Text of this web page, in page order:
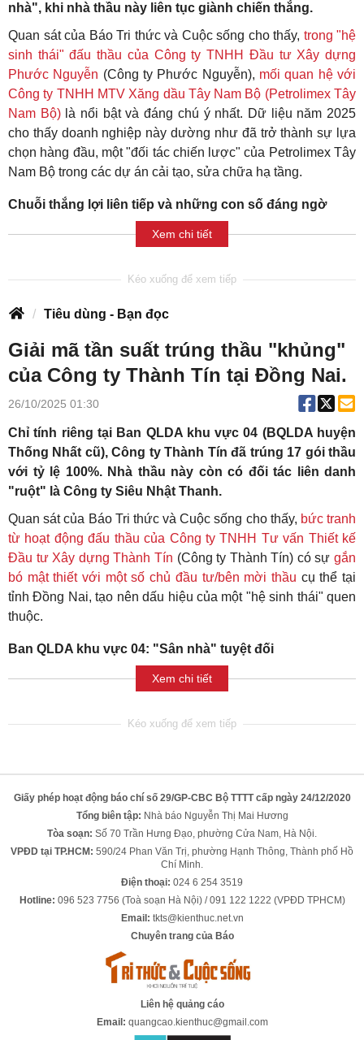
nhà", khi nhà thầu này liên tục giành chiến thắng.
Quan sát của Báo Tri thức và Cuộc sống cho thấy, trong "hệ
sinh thái" đấu thầu của Công ty TNHH Đầu tư Xây dựng
Phước Nguyễn (Công ty Phước Nguyễn), mối quan hệ với
Công ty TNHH MTV Xăng dầu Tây Nam Bộ (Petrolimex Tây
Nam Bộ)là nổi bật và đáng chú ý nhất. Dữ liệu năm 2025
cho thấy doanh nghiệp này dường như đã trở thành sự lựa
chọn hàng đầu, một "đối tác chiến lược" của Petrolimex Tây
Nam Bộ trong các dự án cải tạo, sửa chữa hạ tầng.
Chuỗi thắng lợi liên tiếp và những con số đáng ngờ
Xem chi tiết
Tiêu dùng - Bạn đọc
Giải mã tần suất trúng thầu "khủng"
của Công ty Thành Tín tại Đồng Nai.
26/10/2025 01:30
Chỉ tính riêng tại Ban QLDA khu vực 04 (BQLDA huyện
Thống Nhất cũ), Công ty Thành Tín đã trúng 17 gói thầu
với tỷ lệ 100%. Nhà thầu này còn có đối tác liên danh
"ruột" là Công ty Siêu Nhật Thanh.
Quan sát của Báo Tri thức và Cuộc sống cho thấy, bức tranh
từ hoạt động đấu thầu của Công ty TNHH Tư vấn Thiết kế
Đầu tư Xây dựng Thành Tín (Công ty Thành Tín) có sựgắn
bó mật thiết với một số chủ đầu tư/bên mời thầu cụ thể tại
tỉnh Đồng Nai, tạo nên dấu hiệu của một "hệ sinh thái" quen
thuộc.
Ban QLDA khu vực 04: "Sân nhà" tuyệt đối
Xem chi tiết
Giấy phép hoạt động báo chí số 29/GP-CBC Bộ TTTT cấp ngày 24/12/2020
Tổng biên tập: Nhà báo Nguyễn Thị Mai Hương
Tòa soạn: Số 70 Trần Hưng Đạo, phường Cửa Nam, Hà Nội.
VPĐD tại TP.HCM: 590/24 Phan Văn Trị, phường Hạnh Thông, Thành phố Hồ
Chí Minh.
Điện thoại: 024 6 254 3519
Hotline: 096 523 7756 (Toà soạn Hà Nội) / 091 122 1222 (VPĐD TPHCM)
Email: tkts@kienthuc.net.vn
Chuyên trang của Báo
Liên hệ quảng cáo
Email: quangcao.kienthuc@gmail.com